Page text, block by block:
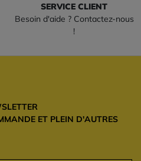
SERVICE CLIENT
Besoin d'aide ? Contactez-nous
!
ET PLEIN D'AUTRES